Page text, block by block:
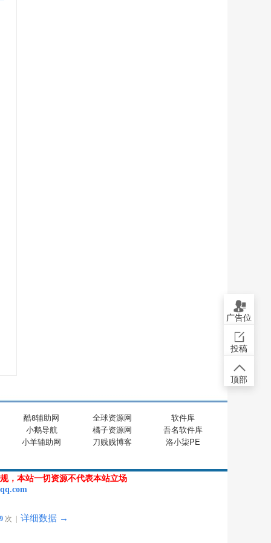
酷8辅助网 全球资源网
软件库
小鹅导航
橘子资源网
吾名软件库
小羊辅助网
刀贱贱博客 洛小柒PE
，本站一切资源不代表本站立场
次 | 详细数据 →
广告位
投稿
顶部